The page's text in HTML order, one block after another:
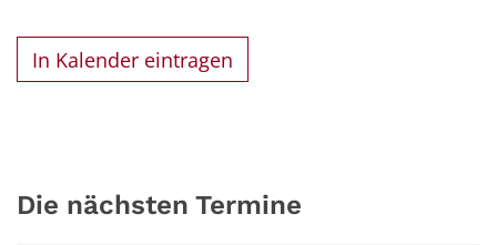
In Kalender eintragen
Die nächsten Termine